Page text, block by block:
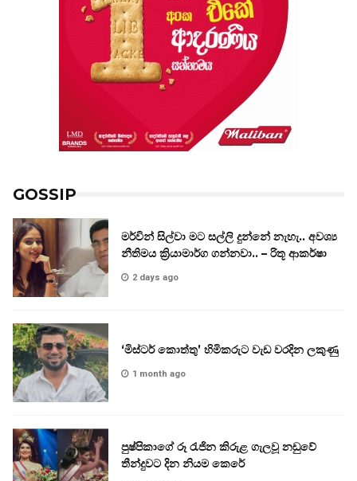
GOSSIP
මර්වින් සිල්වා මට සල්ලි දුන්නේ නැහැ.. අවශ්‍ය
නීතිමය ක්‍රියාමාර්ග ගන්නවා.. – රිතූ ආකර්ෂා
2 days ago
‘මිස්ටර් කොත්තු’ හිමිකරුට වැඩ වරදින ලකුණු
1 month ago
පුෂ්පිකාගේ රූ රැජින කිරුළ ගැලවූ නඩුවේ
තීන්දුවට දින නියම කෙරේ